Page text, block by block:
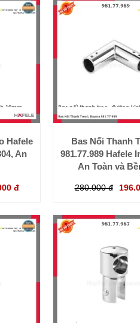
Hafele
An
đ
Bas Nối Thanh
981.77.989 Hafele
An Toàn và
280.000 đ